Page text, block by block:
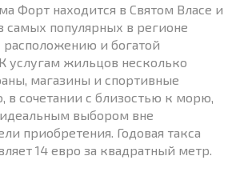
Форт находится в Святом Власе и
самых популярных в регионе
расположению и богатой
услугам жильцов несколько
магазины и спортивные
в сочетании с близостью к морю,
выбором вне
приобретения. Годовая такса
14 евро за квадратный метр.